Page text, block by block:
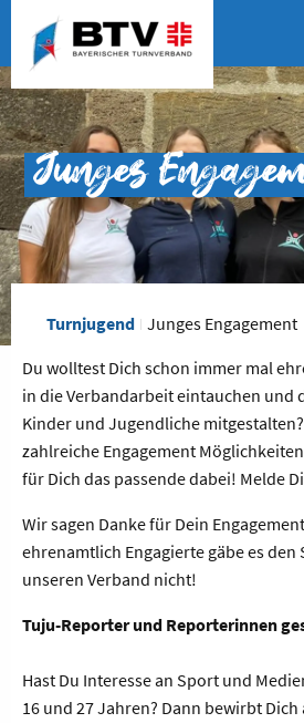
Junges
Turnjugend Junges Engagement
Du wolltest Dich schon immer mal
in die Verbandarbeit eintauchen und
Kinder und Jugendliche
zahlreiche Engagement
für Dich das passende dabei! Melde
Wir sagen Danke für Dein
ehrenamtlich Engagierte gäbe es den
unseren Verband nicht!
Tuju-Reporter und Reporterinnen
Hast Du Interesse an Sport und
16 und 27 Jahren? Dann bewirbt